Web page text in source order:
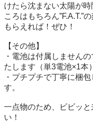
けたら沈まない太陽が時
ころはもちろん”F.A.T.”
もらえれば！ぜひ！
【その他】
・電池は付属しません
たします（単3電池×1本
・プチプチで丁寧に梱
す。
一点物のため、ビビッ
い！